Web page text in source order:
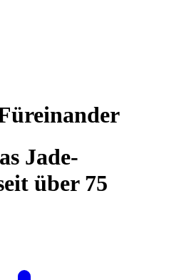
Jade-
über 75